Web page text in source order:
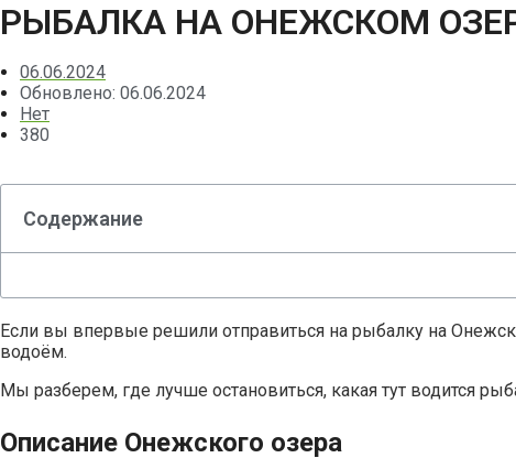
РЫБАЛКА НА ОНЕЖСКОМ
06.06.2024
Обновлено: 06.06.2024
Нет
380
Содержание
Если вы впервые решили отправиться на рыбалку на
водоём.
Мы разберем, где лучше остановиться, какая тут водится
Описание Онежского озера